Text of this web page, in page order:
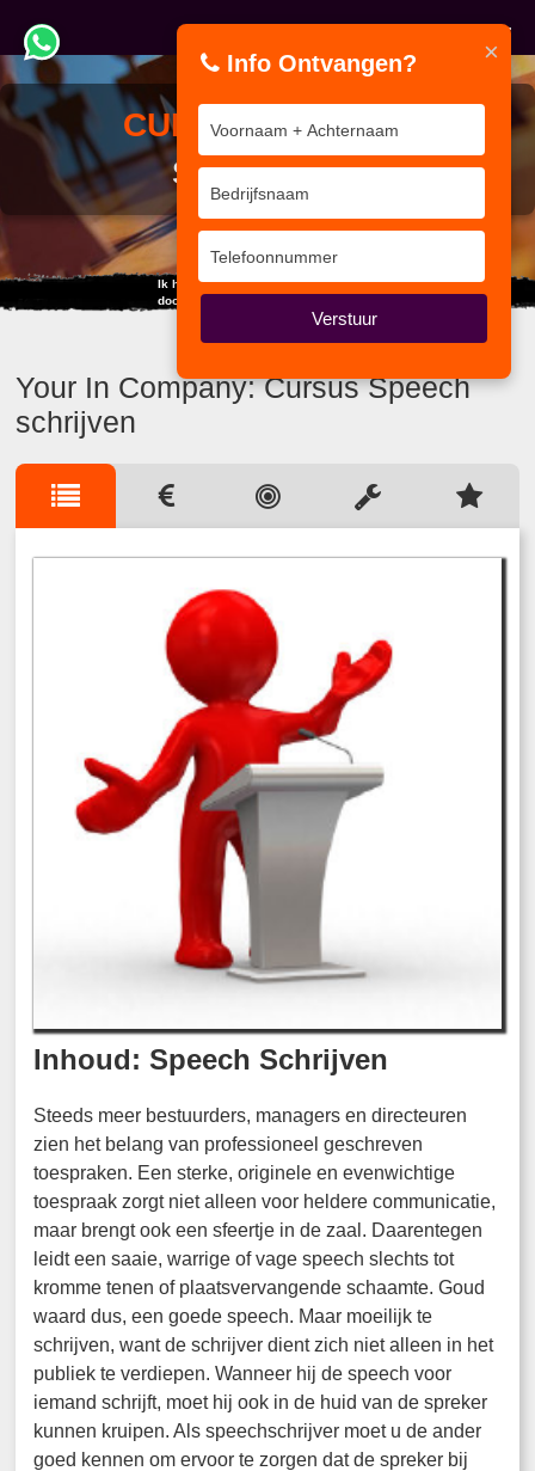
CURSUSSPEECH
SCHRIJVEN
Ik heb in mijn leven meer geleerd
door te luisteren dan door te spreken.
Your In Company: Cursus Speech
schrijven
Inhoud: Speech Schrijven
Steeds meer bestuurders, managers en directeuren
zien het belang van professioneel geschreven
toespraken. Een sterke, originele en evenwichtige
toespraak zorgt niet alleen voor heldere communicatie,
maar brengt ook een sfeertje in de zaal. Daarentegen
leidt een saaie, warrige of vage speech slechts tot
kromme tenen of plaatsvervangende schaamte. Goud
waard dus, een goede speech. Maar moeilijk te
schrijven, want de schrijver dient zich niet alleen in het
publiek te verdiepen. Wanneer hij de speech voor
iemand schrijft, moet hij ook in de huid van de spreker
kunnen kruipen. Als speechschrijver moet u de ander
goed kennen om ervoor te zorgen dat de spreker bij
×
Info Ontvangen?
Verstuur